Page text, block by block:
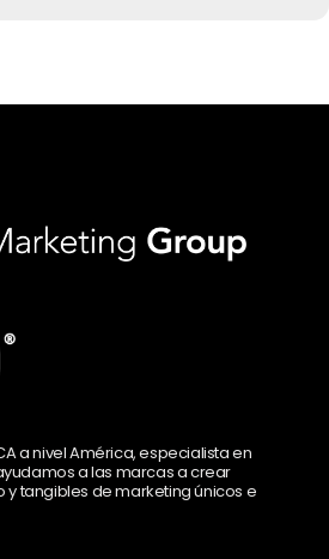
a nivel América, especialista en
a las marcas a crear
y tangibles de marketing únicos e